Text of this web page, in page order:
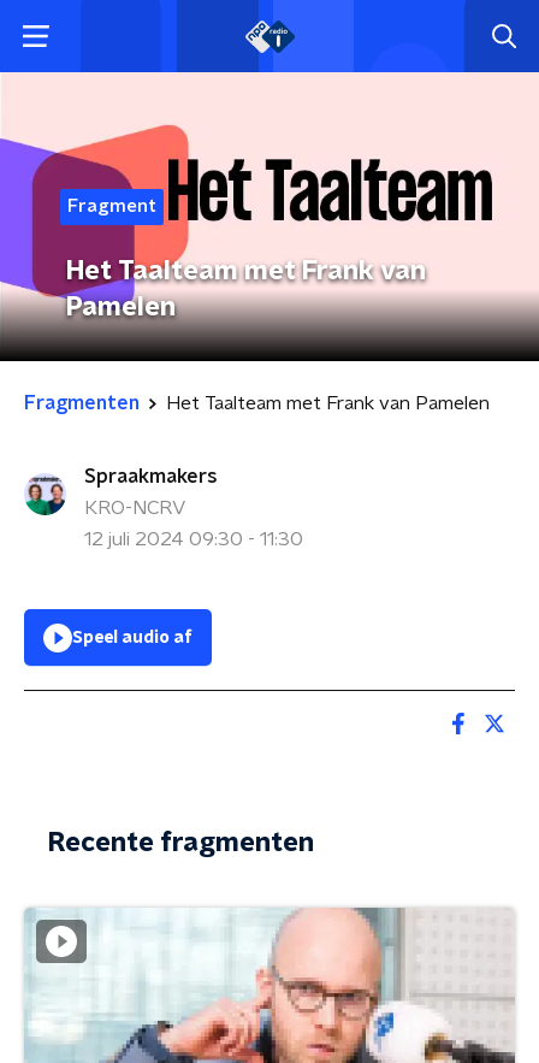
Fragment
Het Taalteam met Frank van
Pamelen
Fragmenten Het Taalteam met Frank van Pamelen
Spraakmakers
KRO-NCRV
12 juli 2024 09:30 - 11:30
Speel audio af
Recente fragmenten